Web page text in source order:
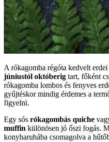
A rókagomba régóta kedvelt
júniustól októberig tart, főként
rókagomba lombos és fenyves
gyűjtéskor mindig érdemes a
figyelni.
Egy sós rókagombás quiche
muffin különösen jó őszi fogás.
konyharuhába csomagolva a